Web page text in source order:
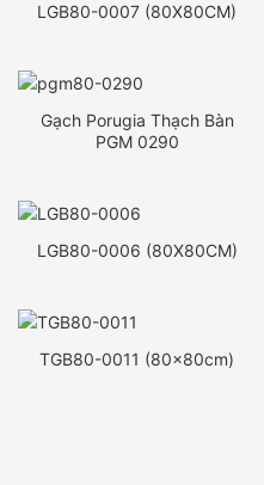
LGB80-0007 (80X80CM)
Gạch Porugia Thạch Bàn
PGM 0290
LGB80-0006 (80X80CM)
TGB80-0011 (80x80cm)